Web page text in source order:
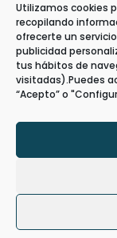
Utilizamos cookies
recopilando
ofrecerte un
publicidad
tus hábitos de
visitadas).Puedes
“Acepto” o